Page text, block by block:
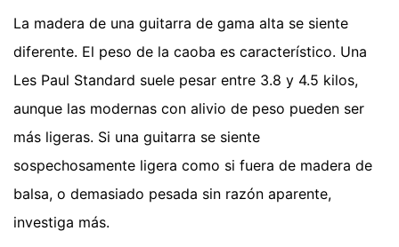
La madera de una guitarra de gama alta se siente
diferente. El peso de la caoba es característico. Una
Les Paul Standard suele pesar entre 3.8 y 4.5 kilos,
aunque las modernas con alivio de peso pueden ser
más ligeras. Si una guitarra se siente
sospechosamente ligera como si fuera de madera de
balsa, o demasiado pesada sin razón aparente,
investiga más.